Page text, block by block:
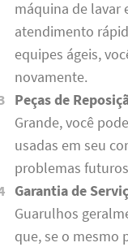
máquina de lavar
atendimento
equipes ágeis,
novamente.
Peças de
Grande, você
usadas em seu
problemas
Garantia de
Guarulhos
que, se o mesmo